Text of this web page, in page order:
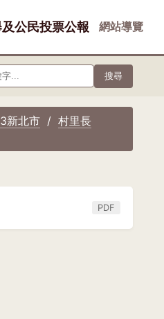
公民投票公報 網站導覽
搜尋
新北市
村里長
PDF